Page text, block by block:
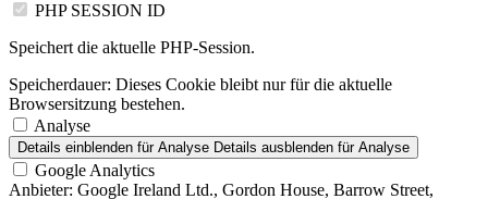
PHP SESSION ID
Speichert die aktuelle PHP-Session.
Speicherdauer: Dieses Cookie bleibt nur für die aktuelle
Browsersitzung bestehen.
Analyse
Details einblenden für Analyse Details ausblenden für Analyse
Google Analytics
Anbieter: Google Ireland Ltd., Gordon House, Barrow Street,